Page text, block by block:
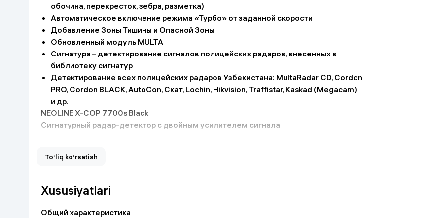
Uy uchun tovarlar
Uy va bog‘
Kanselyariya
Maishiy kimyo
Kitoblar
обочина, перекресток, зебра, разметка)
Автоматическое включение режима «Турбо» от заданной скорости
Добавление Зоны Тишины и Опасной Зоны
Обновленный модуль MULTA
Сигнатура – детектирование сигналов полицейских радаров, внесенных в
библиотеку сигнатур
Детектирование всех полицейских радаров Узбекистана: MultaRadar CD, Cordon
PRO, Cordon BLACK, AutoCon, Скат, Lochin, Hikvision, Traffistar, Kaskad (Megacam)
и др.
NEOLINE X-COP 7700s Black
Cигнатурный радар-детектор с двойным усилителем сигнала
To‘liq ko‘rsatish
Xususiyatlari
Общий характеристика